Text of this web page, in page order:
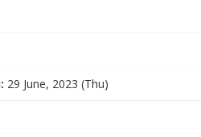
29 June, 2023 (Thu)